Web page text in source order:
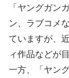
「ヤングガン
ン、ラブコメ
ていますが、
ィ作品などが
一方、「ヤン